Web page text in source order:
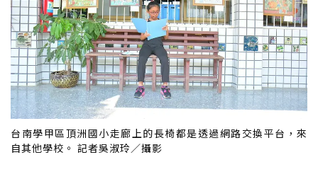
台南學甲區頂洲國小走廊上的長椅都是透過網路交換平台，來
自其他學校。 記者吳淑玲／攝影